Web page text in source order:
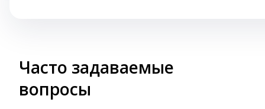
Часто задаваемые
вопросы